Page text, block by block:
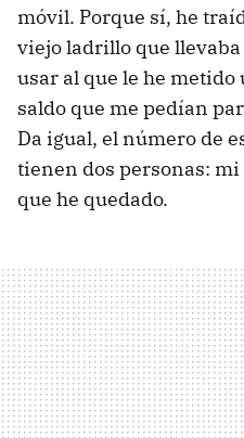
móvil. Porque sí, he
viejo ladrillo que
usar al que le he
saldo que me pedían
Da igual, el número de
tienen dos personas:
que he quedado.